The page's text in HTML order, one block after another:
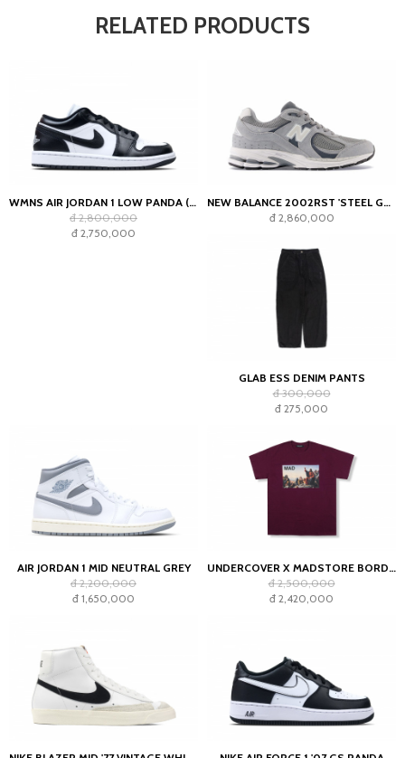
RELATED PRODUCTS
WMNS AIR JORDAN 1 LOW PANDA (2023)
đ 2,800,000
đ 2,750,000
NEW BALANCE 2002RST 'STEEL GREY'
đ 2,860,000
GLAB ESS DENIM PANTS
đ 300,000
đ 275,000
AIR JORDAN 1 MID NEUTRAL GREY
đ 2,200,000
đ 1,650,000
UNDERCOVER X MADSTORE BORDEAUX T-SHIRT
đ 2,500,000
đ 2,420,000